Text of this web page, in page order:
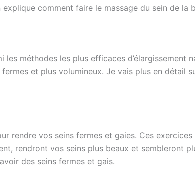
comment faire le massage du sein de la
méthodes les plus efficaces d’élargissement
et plus volumineux. Je vais plus en détail
rendre vos seins fermes et gaies. Ces
rendront vos seins plus beaux et sembleront
des seins fermes et gais.